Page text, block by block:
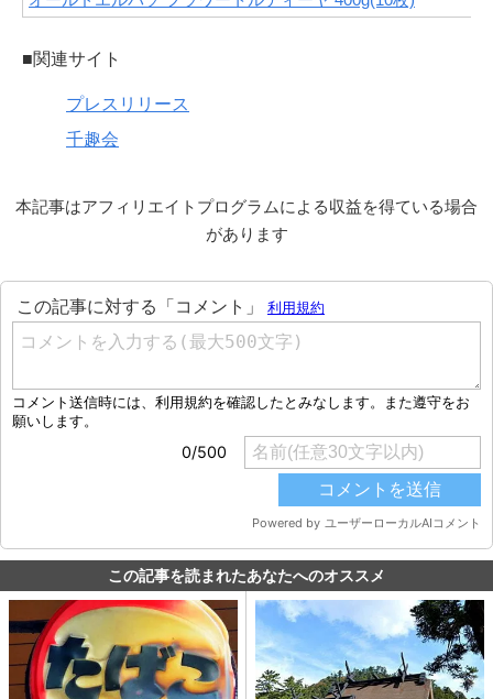
■関連サイト
プレスリリース
千趣会
本記事はアフィリエイトプログラムによる収益を得ている場合
があります
この記事を読まれたあなたへのオススメ